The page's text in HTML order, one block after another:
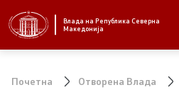
Влада на Република Северна
Македонија
Стратешки приоритети и програма
Почетна Отворена Влада